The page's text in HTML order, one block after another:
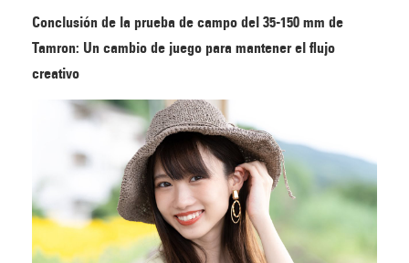
Conclusión de la prueba de campo del 35-150 mm de
Tamron: Un cambio de juego para mantener el flujo
creativo